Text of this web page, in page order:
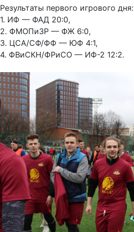
Результаты первого игрового дня:
1. ИФ — ФАД 20:0,
2. ФМОПиЗР — ФЖ 6:0,
3. ЦСА/СФ/ФФ — ЮФ 4:1,
4. ФВиСКН/ФРиСО — ИФ-2 12:2.